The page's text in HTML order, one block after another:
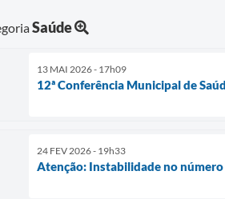
Saúde
13 MAI 2026 - 17h09
12ª Conferência Municipal de
24 FEV 2026 - 19h33
Atenção: Instabilidade no